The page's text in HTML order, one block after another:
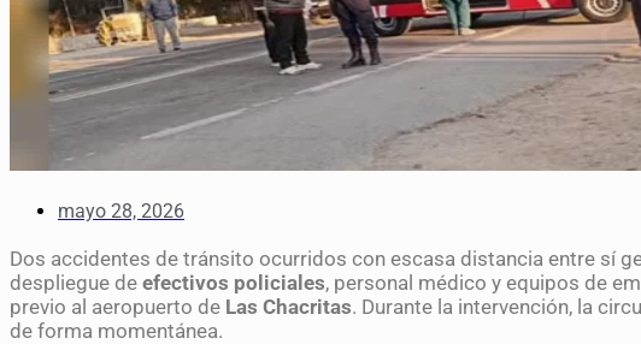
mayo 28, 2026
Dos accidentes de tránsito ocurridos con escasa distancia entre sí
despliegue de efectivos policiales, personal médico y equipos de
previo al aeropuerto de Las Chacritas. Durante la intervención, la
de forma momentánea.